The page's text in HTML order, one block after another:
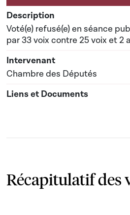
Voté(e) refusé(e) en séance
par 33 voix contre 25 voix et 2
Chambre des Députés
Récapitulatif des